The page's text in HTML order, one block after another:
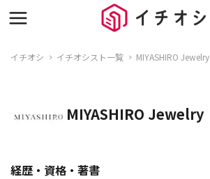
イチオシ イチオシスト一覧 MIYASHIRO Jewelry
MIYASHIRO Jewelry
経歴・資格・著書